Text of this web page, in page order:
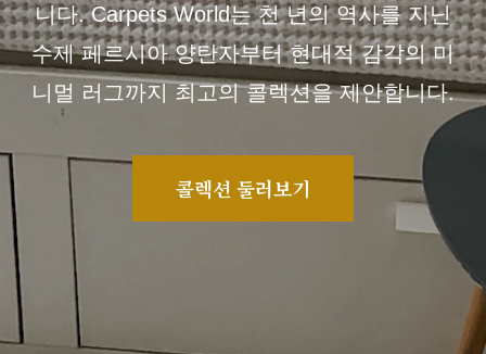
니다. Carpets World는 천 년의 역사를 지닌
수제 페르시아 양탄자부터 현대적 감각의 미
니멀 러그까지 최고의 콜렉션을 제안합니다.
콜렉션 둘러보기